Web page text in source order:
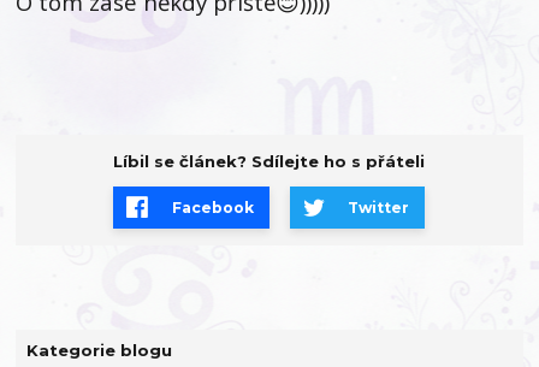
Kategorie blogu
Líbil se článek? Sdílejte ho s přáteli
Facebook Twitter